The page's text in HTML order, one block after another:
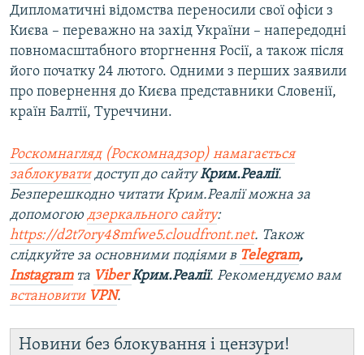
Дипломатичні відомства переносили свої офіси з
Києва – переважно на захід України – напередодні
повномасштабного вторгнення Росії, а також після
його початку 24 лютого. Одними з перших заявили
про повернення до Києва представники Словенії,
країн Балтії, Туреччини.
Роскомнагляд (Роскомнадзор) намагається
заблокуватидоступ до сайтуКрим.Реалії.
Безперешкодно читати Крим.Реалії можна за
допомогою дзеркального сайту:
https://d2t7ory48mfwe5.cloudfront.net. Також
слідкуйте за основними подіями в Telegram,
Instagramта ViberКрим.Реалії. Рекомендуємо вам
встановити VPN.
Новини без блокування і цензури!